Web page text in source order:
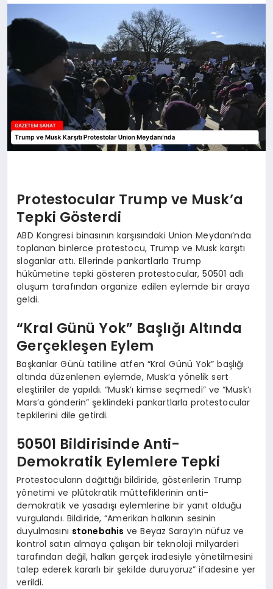
Protestocular Trump ve Musk’a
Tepki Gösterdi
ABD Kongresi binasının karşısındaki Union Meydanı’nda
toplanan binlerce protestocu, Trump ve Musk karşıtı
sloganlar attı. Ellerinde pankartlarla Trump
hükümetine tepki gösteren protestocular, 50501 adlı
oluşum tarafından organize edilen eylemde bir araya
geldi.
“Kral Günü Yok” Başlığı Altında
Gerçekleşen Eylem
Başkanlar Günü tatiline atfen “Kral Günü Yok” başlığı
altında düzenlenen eylemde, Musk’a yönelik sert
eleştiriler de yapıldı. “Musk’ı kimse seçmedi” ve “Musk’ı
Mars’a gönderin” şeklindeki pankartlarla protestocular
tepkilerini dile getirdi.
50501 Bildirisinde Anti-
Demokratik Eylemlere Tepki
Protestocuların dağıttığı bildiride, gösterilerin Trump
yönetimi ve plütokratik müttefiklerinin anti-
demokratik ve yasadışı eylemlerine bir yanıt olduğu
vurgulandı. Bildiride, “Amerikan halkının sesinin
duyulmasını stonebahis ve Beyaz Saray’ın nüfuz ve
kontrol satın almaya çalışan bir teknoloji milyarderi
tarafından değil, halkın gerçek iradesiyle yönetilmesini
talep ederek kararlı bir şekilde duruyoruz” ifadesine yer
verildi.